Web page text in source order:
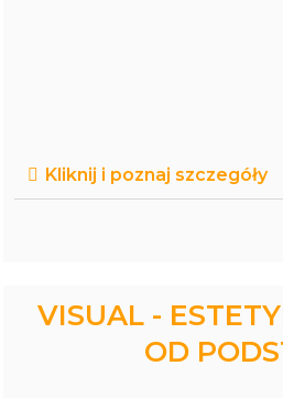
Kliknij i poznaj szczegóły
VISUAL -
OD